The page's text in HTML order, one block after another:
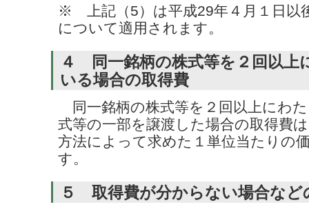
※ 上記（5）は平成29年４月１日以
について適用されます。
４ 同一銘柄の株式等を２回以上
いる場合の取得費
同一銘柄の株式等を２回以上にわ
式等の一部を譲渡した場合の取得費
方法によって求めた１単位当たりの
す。
５ 取得費が分からない場合など